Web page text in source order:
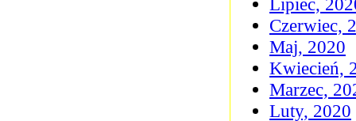
Czerwiec,
Maj, 2020
Kwiecień,
Marzec,
Luty, 2020